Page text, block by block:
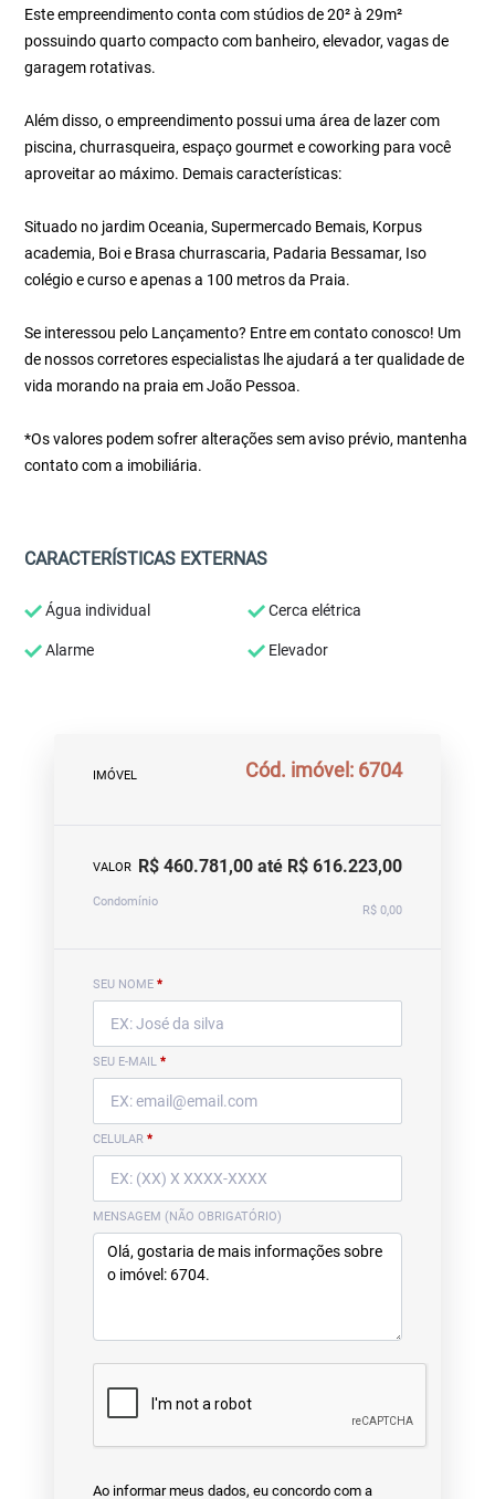
Este empreendimento conta com stúdios de 20² à 29m²
possuindo quarto compacto com banheiro, elevador, vagas de
garagem rotativas.
Além disso, o empreendimento possui uma área de lazer com
piscina, churrasqueira, espaço gourmet e coworking para você
aproveitar ao máximo. Demais características:
Situado no jardim Oceania, Supermercado Bemais, Korpus
academia, Boi e Brasa churrascaria, Padaria Bessamar, Iso
colégio e curso e apenas a 100 metros da Praia.
Se interessou pelo Lançamento? Entre em contato conosco! Um
de nossos corretores especialistas lhe ajudará a ter qualidade de
vida morando na praia em João Pessoa.
*Os valores podem sofrer alterações sem aviso prévio, mantenha
contato com a imobiliária.
CARACTERÍSTICAS EXTERNAS
Água individual Cerca elétrica
Alarme Elevador
IMÓVEL Cód. imóvel: 6704
VALOR R$ 460.781,00 até R$ 616.223,00
Condomínio
R$ 0,00
SEU NOME *
SEU E-MAIL *
CELULAR *
MENSAGEM (NÃO OBRIGATÓRIO)
Ao informar meus dados, eu concordo com a